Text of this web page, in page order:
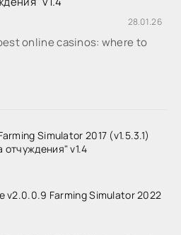
28.01.26
online casinos: where to
Simulator 2017 (v1.5.3.1)
отчуждения" v1.4
v2.0.0.9 Farming Simulator 2022